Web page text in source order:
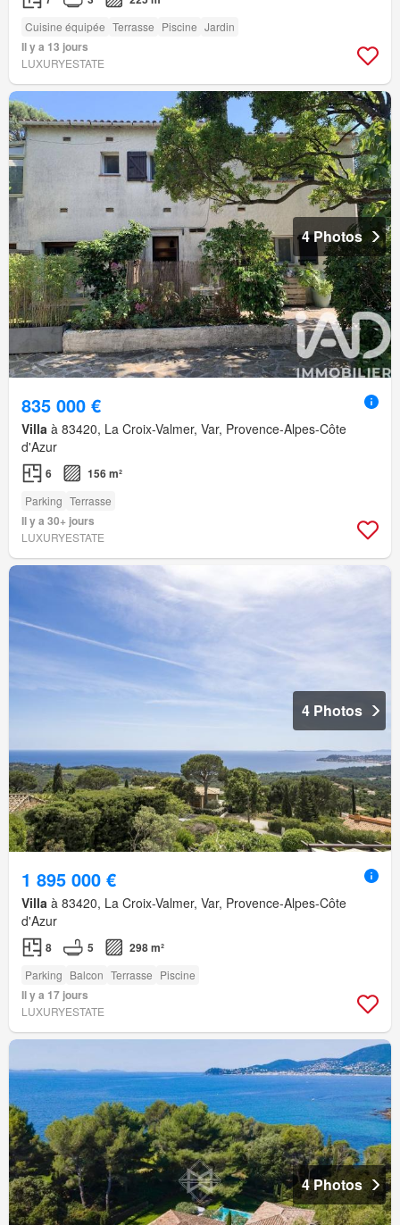
Cuisine équipée Terrasse Piscine Jardin
Il y a 13 jours
LUXURYESTATE
4 Photos
835 000 €
Villa à 83420, La Croix-Valmer, Var, Provence-Alpes-Côte
d'Azur
6 156 m²
Parking Terrasse
Il y a 30+ jours
LUXURYESTATE
4 Photos
1 895 000 €
Villa à 83420, La Croix-Valmer, Var, Provence-Alpes-Côte
d'Azur
8 5 298 m²
Parking Balcon Terrasse Piscine
Il y a 17 jours
LUXURYESTATE
4 Photos